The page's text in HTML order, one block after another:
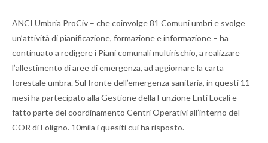
ANCI Umbria ProCiv – che coinvolge 81 Comuni umbri e svolge
un’attività di pianificazione, formazione e informazione – ha
continuato a redigere i Piani comunali multirischio, a realizzare
l’allestimento di aree di emergenza, ad aggiornare la carta
forestale umbra. Sul fronte dell’emergenza sanitaria, in questi 11
mesi ha partecipato alla Gestione della Funzione Enti Locali e
fatto parte del coordinamento Centri Operativi all’interno del
COR di Foligno. 10mila i quesiti cui ha risposto.